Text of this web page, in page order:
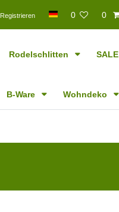
Registrieren 0 0
Rodelschlitten SALE
B-Ware Wohndeko